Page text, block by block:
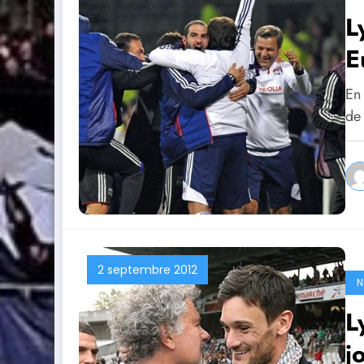
2 septembre 2012